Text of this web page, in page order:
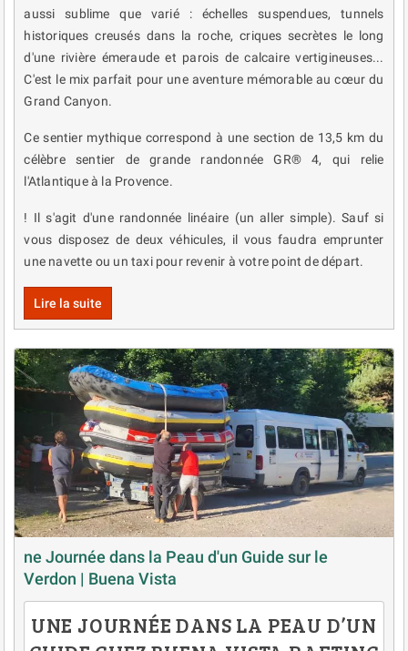
aussi sublime que varié : échelles suspendues, tunnels
historiques creusés dans la roche, criques secrètes le long
d'une rivière émeraude et parois de calcaire vertigineuses...
C'est le mix parfait pour une aventure mémorable au cœur du
Grand Canyon.
Ce sentier mythique correspond à une section de 13,5 km du
célèbre sentier de grande randonnée GR® 4, qui relie
l'Atlantique à la Provence.
! Il s'agit d'une randonnée linéaire (un aller simple). Sauf si
vous disposez de deux véhicules, il vous faudra emprunter
une navette ou un taxi pour revenir à votre point de départ.
Lire la suite
ne Journée dans la Peau d'un Guide sur le
Verdon | Buena Vista
UNE JOURNÉE DANS LA PEAU D’UN